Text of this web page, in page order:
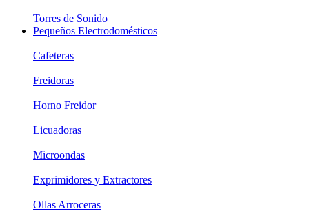
Torres de Sonido
Pequeños Electrodomésticos
Cafeteras
Freidoras
Horno Freidor
Licuadoras
Microondas
Exprimidores y Extractores
Ollas Arroceras